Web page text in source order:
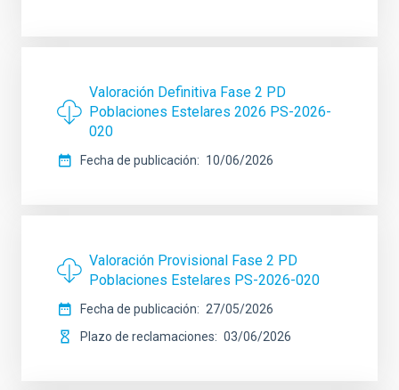
Valoración Definitiva Fase 2 PD
Poblaciones Estelares 2026 PS-2026-
020
Fecha de publicación 10/06/2026
Valoración Provisional Fase 2 PD
Poblaciones Estelares PS-2026-020
Fecha de publicación
27/05/2026
Plazo de reclamaciones
03/06/2026